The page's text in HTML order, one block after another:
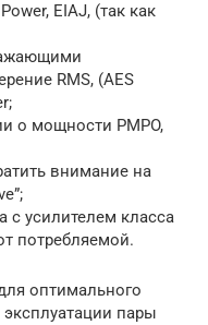
EIAJ, (так как
RMS, (AES
о мощности PMPO,
внимание на
с усилителем класса
потребляемой.
оптимального
пары